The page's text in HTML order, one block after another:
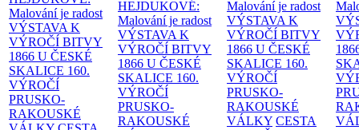
Malování je radost
VÝSTAVA K
VÝROČÍ BITVY
1866 U ČESKÉ
SKALICE 160.
VÝROČÍ
PRUSKO-
RAKOUSKÉ
HEJDUKOVÉ:
Malování je radost
VÝSTAVA K
VÝROČÍ BITVY
1866 U ČESKÉ
SKALICE 160.
VÝROČÍ
PRUSKO-
RAKOUSKÉ
Malování je radost
VÝSTAVA K
VÝROČÍ BITVY
1866 U ČESKÉ
SKALICE 160.
VÝROČÍ
PRUSKO-
RAKOUSKÉ
VÁLKY CESTA